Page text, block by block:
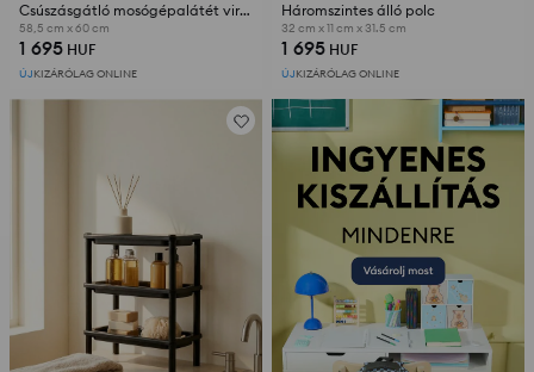
Csúszásgátló mosógépalátét virágmintával
58,5 cm x 60 cm
1 695 HUF
ÚJKIZÁRÓLAG ONLINE
Háromszintes álló polc
32 cm x 11 cm x 31.5 cm
1 695 HUF
ÚJKIZÁRÓLAG ONLINE